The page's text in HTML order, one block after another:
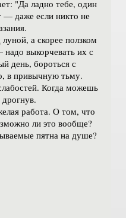
"Да ладно тебе, один
— даже если никто не
а скорее ползком
выкорчевать их с
день, бороться с
в привычную тьму.
Когда можешь
работа. О том, что
ли это вообще?
пятна на душе?